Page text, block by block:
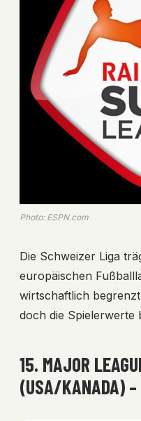
Photo: ESPN.com
Die Schweizer Liga
europäischen
wirtschaftlich
doch die Spielerwerte
15. MAJOR
(USA/KANADA)